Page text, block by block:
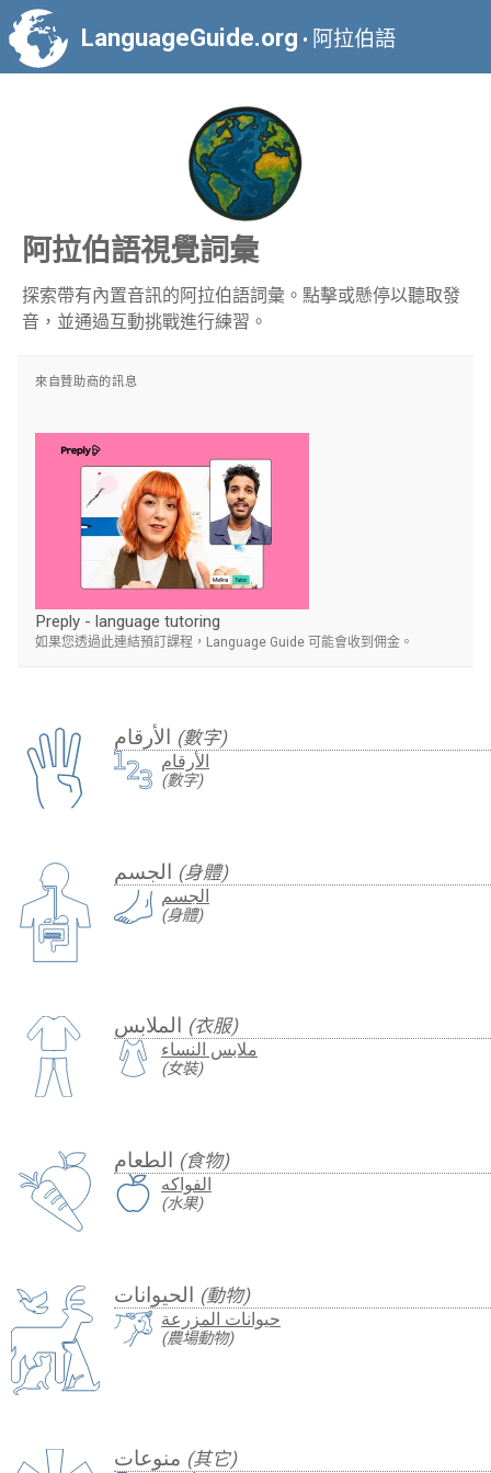
LanguageGuide.org • 阿拉伯語
阿拉伯語視覺詞彙
探索帶有內置音訊的阿拉伯語詞彙。點擊或懸停以聽取發
音，並通過互動挑戰進行練習。
(數字)
الأرقام
(數字)
(身體)
الجسم
(身體)
(衣服)
ملابس النساء
(女裝)
(食物)
الفواكه
(水果)
(動物)
حيوانات المزرعة
(農場動物)
(其它)
來自贊助商的訊息
Preply - language tutoring
如果您透過此連結預訂課程，Language Guide 可能會收到佣金。